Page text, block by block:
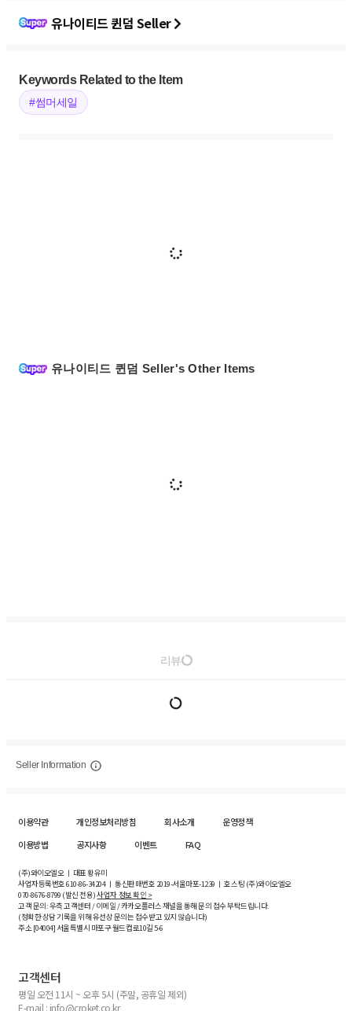
유나이티드 퀸덤 Seller
Keywords Related to the Item
#썸머세일
유나이티드 퀸덤 Seller's Other Items
리뷰
Seller Information
이용약관 개인정보처리방침 회사소개
운영정책
이용방법
공지사항 이벤트 FAQ
(주)와이오엘오 ㅣ 대표 황유미
사업자등록번호610-86-34204ㅣ 통신판매번호 2019-서울마포-1239 ㅣ 호스팅 (주)와이오엘오
070-8676-8799 (발신 전용)사업자 정보 확인 >
고객 문의: 우측 고객센터 / 이메일 / 카카오플러스 채널을 통해 문의 접수 부탁드립니다.
(정확한 상담 기록을 위해 유선상 문의는 접수받고 있지 않습니다)
주소 [04004] 서울특별시 마포구 월드컵로10길5-6
고객센터
평일 오전 11시 ~ 오후 5시 (주말, 공휴일 제외)
E-mail : info@croket.co.kr